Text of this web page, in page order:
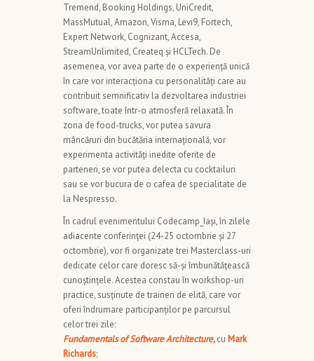
Tremend, Booking Holdings, UniCredit,
MassMutual, Amazon, Visma, Levi9, Fortech,
Expert Network, Cognizant, Accesa,
StreamUnlimited, Createq și HCLTech. De
asemenea, vor avea parte de o experiență unică
în care vor interacționa cu personalități care au
contribuit semnificativ la dezvoltarea industriei
software, toate într-o atmosferă relaxată. În
zona de food-trucks, vor putea savura
mâncăruri din bucătăria internațională, vor
experimenta activități inedite oferite de
parteneri, se vor putea delecta cu cocktailuri
sau se vor bucura de o cafea de specialitate de
la Nespresso.
În cadrul evenimentului Codecamp_Iași, în zilele
adiacente conferinței (24-25 octombrie și 27
octombrie), vor fi organizate trei Masterclass-uri
dedicate celor care doresc să-și îmbunătățească
cunoștințele. Acestea constau în workshop-uri
practice, susținute de traineri de elită, care vor
oferi îndrumare participanților pe parcursul
celor trei zile:
Fundamentals of Software Architecture,cu Mark
Richards;